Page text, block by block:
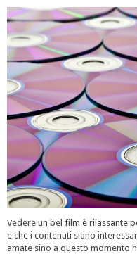
Vedere un bel film è rilassante
e che i contenuti siano
amate sino a questo momento